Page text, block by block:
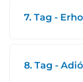
7. Tag -
8. Tag -